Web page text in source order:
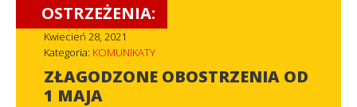
OSTRZEŻENIA:
Kwiecień 28, 2021
Kategoria: KOMUNIKATY
ZŁAGODZONE OBOSTRZENIA OD
1 MAJA